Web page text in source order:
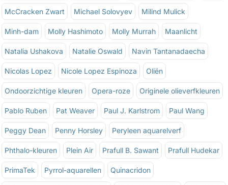
McCracken Zwart Michael Solovyev Milind Mulick
Minh-dam Molly Hashimoto Molly Murrah Maanlicht
Natalia Ushakova Natalie Oswald Navin Tantanadaecha
Nicolas Lopez Nicole Lopez Espinoza Oliën
Ondoorzichtige kleuren Opera-roze Originele olieverfkleuren
Pablo Ruben Pat Weaver Paul J. Karlstrom Paul Wang
Peggy Dean Penny Horsley Peryleen aquarelverf
Phthalo-kleuren Plein Air Prafull B. Sawant Prafull Hudekar
PrimaTek Pyrrol-aquarellen Quinacridon